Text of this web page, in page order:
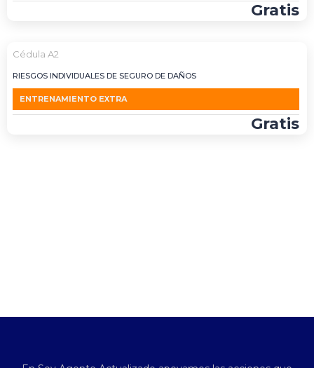
Gratis
Cédula A2
RIESGOS INDIVIDUALES DE SEGURO DE DAÑOS
ENTRENAMIENTO EXTRA
Gratis